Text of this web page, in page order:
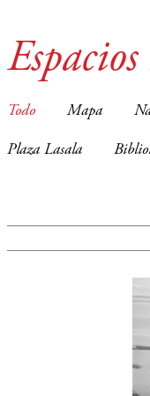
Todo Mapa
Plaza Lasala